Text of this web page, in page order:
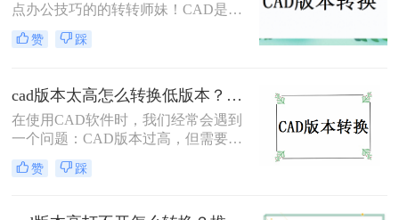
点办公技巧的的转转师妹！CAD是一
种广泛应用于工程和建筑领域的计算
机辅助设计软件，它可以帮助用户创
形。然而，由于不同版本的CAD软件
之间存在着不兼容性，用户在不同版
本之间共享和传输文件时可能会遇到
问题。在这种情况下，降低CAD文件
版本成为一种必要的解决方法非常必
要。那么cad版本转换器如何使用呢？
赞 踩
cad版本太高怎么转换低版本？教你降低版本方法！
在使用CAD软件时，我们经常会遇到
一个问题：CAD版本过高，但需要将
文件转换为低版本进行编辑或共享。
那么，cad版本太高怎么转换低版本
法，帮助你解决这一问题。
赞 踩